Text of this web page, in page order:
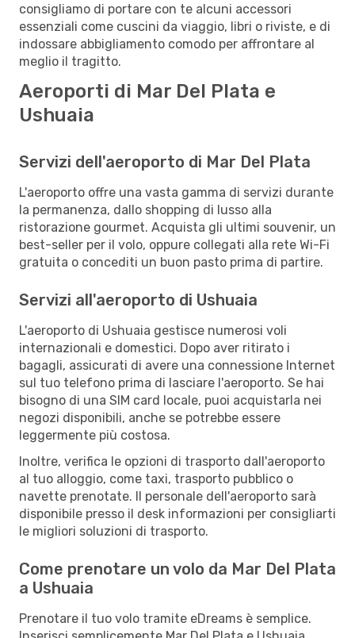
consigliamo di portare con te alcuni accessori
essenziali come cuscini da viaggio, libri o riviste, e di
indossare abbigliamento comodo per affrontare al
meglio il tragitto.
Aeroporti di Mar Del Plata e
Ushuaia
Servizi dell'aeroporto di Mar Del Plata
L'aeroporto offre una vasta gamma di servizi durante
la permanenza, dallo shopping di lusso alla
ristorazione gourmet. Acquista gli ultimi souvenir, un
best-seller per il volo, oppure collegati alla rete Wi-Fi
gratuita o concediti un buon pasto prima di partire.
Servizi all'aeroporto di Ushuaia
L'aeroporto di Ushuaia gestisce numerosi voli
internazionali e domestici. Dopo aver ritirato i
bagagli, assicurati di avere una connessione Internet
sul tuo telefono prima di lasciare l'aeroporto. Se hai
bisogno di una SIM card locale, puoi acquistarla nei
negozi disponibili, anche se potrebbe essere
leggermente più costosa.
Inoltre, verifica le opzioni di trasporto dall'aeroporto
al tuo alloggio, come taxi, trasporto pubblico o
navette prenotate. Il personale dell'aeroporto sarà
disponibile presso il desk informazioni per consigliarti
le migliori soluzioni di trasporto.
Come prenotare un volo da Mar Del Plata
a Ushuaia
Prenotare il tuo volo tramite eDreams è semplice.